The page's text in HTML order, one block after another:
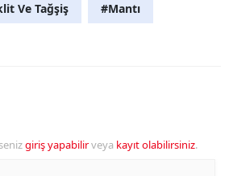
Ve Tağşiş #Mantı
giriş yapabilirveya kayıt olabilirsiniz.